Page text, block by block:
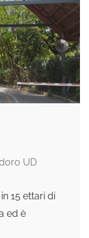
UD
15 ettari di
ed è